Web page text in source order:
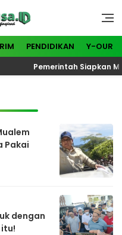
PENDIDIKAN Y-OUR
Pemerintah Siapkan
Pakai
dengan